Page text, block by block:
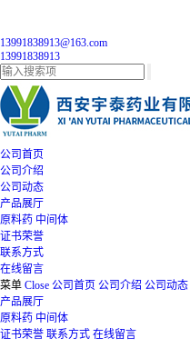
13991838913@163.com
13991838913
公司首页
公司介绍
公司动态
产品展厅
原料药 中间体
证书荣誉
联系方式
在线留言
菜单 Close 公司首页 公司介绍 公司动态
产品展厅
原料药 中间体
证书荣誉 联系方式 在线留言